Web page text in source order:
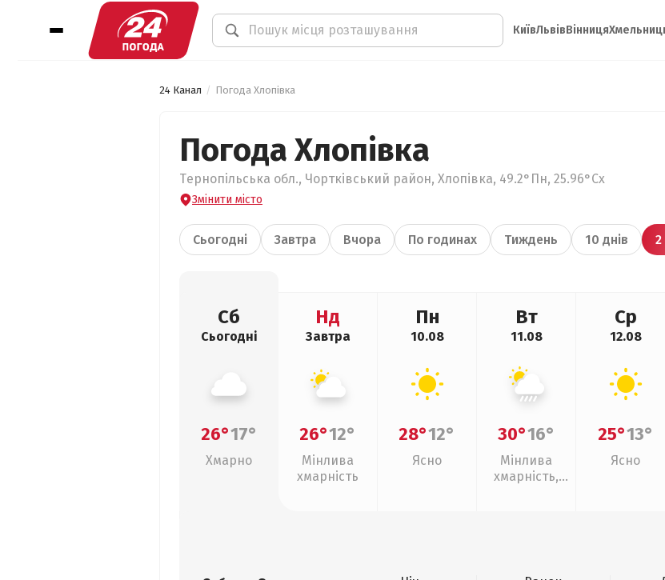
КиївЛьвівВінниця
24 Канал Погода Хлопівка
Погода Хлопівка
Тернопільська обл., Чортківський район, Хлопівка, 49.2°Пн, 25.96°Сх
Змінити місто
Сьогодні Завтра Вчора По годинах Тиждень 10 днів 2
Сб
Сьогодні
26°17°
Хмарно
Нд
Завтра
26°12°
Мінлива
хмарність
Пн
10.08
28°12°
Ясно
Вт
11.08
30°16°
Мінлива
хмарність,
Ср
12.08
25°13°
Ясно